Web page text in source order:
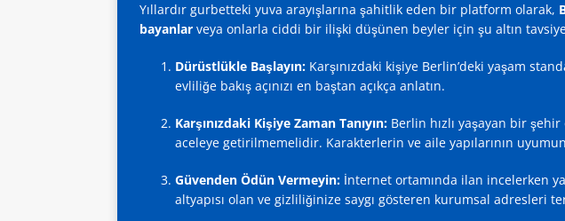
Yıllardır gurbetteki yuva arayışlarına şahitlik eden bir platform olarak,
bayanlar veya onlarla ciddi bir ilişki düşünen beyler için şu altın
Dürüstlükle Başlayın: Karşınızdaki kişiye Berlin’deki yaşam
evliliğe bakış açınızı en baştan açıkça anlatın.
Karşınızdaki Kişiye Zaman Tanıyın: Berlin hızlı yaşayan bir
aceleye getirilmemelidir. Karakterlerin ve aile yapılarının
Güvenden Ödün Vermeyin: İnternet ortamında ilan incelerken
altyapısı olan ve gizliliğinize saygı gösteren kurumsal adresleri